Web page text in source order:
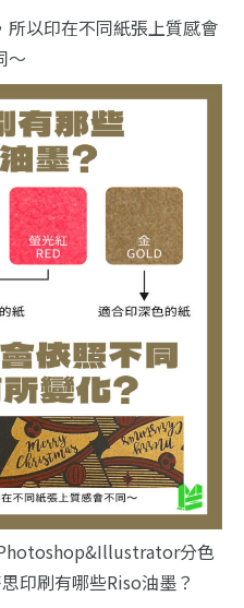
以印在不同紙張上質感會
～
Photoshop&Illustrator分色
印刷有哪些Riso油墨？